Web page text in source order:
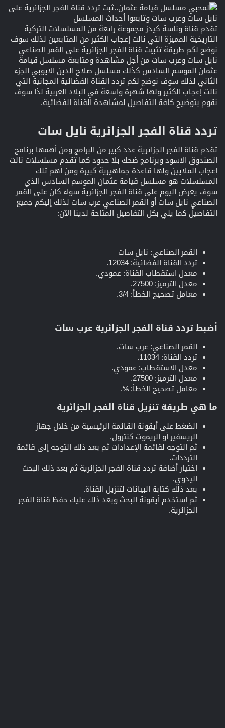
تقدم قناة وناسة كيدز مجموعة رائعة من المسلسلات التركية
التاريخية المميزة التي نالت إعجاب الكثير من المتابعين لذلك سوف
نوضح لكم طريقة تثبيت قناة الفجر الجزائرية على القمر الصناعي
نايل سات وعرب سات من أجل مشاهدة ومتابعة مسلسل قيامة
عثمان الموسم السادس كذلك مسلسل صلاح الدين الايوبي الجزء
الثاني لذلك سوف نوضح لكم تردد القناة الفضائية المجانية التي
نالت إعجاب الكثير ولها شهرة واسعة في البلاد العربية لذا سوف
نقوم بتوضيح كافة التفاصيل لمشاهدة القناة الفضائية.
تردد قناة الفجر الجزائرية نايل سات​
تقدم قناة الفجر الجزائرية عدد كبير من البرامج ومن أهمها برنامج
الصندوق الاسود وبرنامج ضحك بلا حدود كما تقدم مسلسلات نالت
إعجاب الملايين ولها قاعدة جماهيرية كبيرة ومن أهم تلك
المسلسلات هو مسلسل قيامة عثمان الموسم السادس الذي
سوف يعرض اليوم على قناة الفجر الجزائرية سواء كان على القمر
الصناعي نايل سات أو القمر الصناعي عرب سات لذلك إليكم جميع
التفاصيل كما يلي بكل التفاصيل المتاحة لدينا الآن:
القمر الصناعي: نايل سات
تردد القناة الفضائية: 12034.
معدل استقطاب القناة: عمودي.
معدل الترميز: 27500.
معامل تصحيح الخطأ: 3/4.
أضبط تردد قناة الفجر الجزائرية عرب سات​
القمر الصناعي: عرب سات.
تردد القناة: 11034.
معدل الاستقطاب: عمودي.
معدل الترميز: 27500.
معامل تصحيح الخطأ: ⅚.
ما هي طريقة تنزيل قناة الفجر الجزائرية​
الضغط على أيقونة القائمة الرئيسية من خلال جهاز
الريسفير أو الريموت كنترول.
ثم التوجه لقائمة الإعدادات ثم بعد ذلك التوجه إلى قائمة
الترددات.
اختيار أضافة تردد قناة الفجر الجزائرية ثم بعد ذلك البحث
اليدوي.
بعد ذلك كتابة البيانات لتنزيل القناة.
ثم استخدم أيقونة البحث وبعد ذلك عليك حفظ قناة الفجر
الجزائرية.